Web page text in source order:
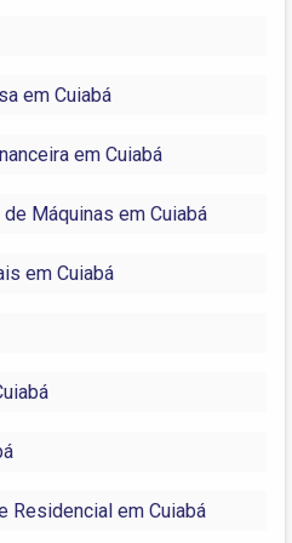
em Cuiabá
em Cuiabá
Máquinas em Cuiabá
em Cuiabá
Residencial em Cuiabá